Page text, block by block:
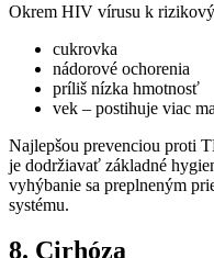
Okrem HIV vírusu k
cukrovka
nádorové ochorenia
príliš nízka hmotnosť
vek – postihuje viac
Najlepšou prevenciou proti
je dodržiavať základné
vyhýbanie sa preplneným
systému.
8. Cirhóza